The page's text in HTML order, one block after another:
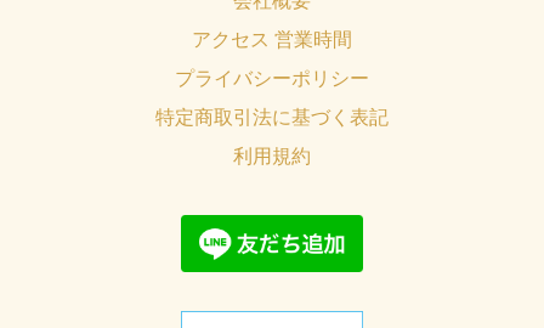
アクセス 営業時間
プライバシーポリシー
特定商取引法に基づく表記
利用規約